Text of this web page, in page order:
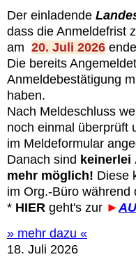
Der einladende
dass die Anmeldefrist
am 20. Juli 2026
Die bereits
Anmeldebestätigung
haben.
Nach Meldeschluss
noch einmal überprüft
im Meldeformular
Danach sind keinerlei
mehr möglich! Diese
im Org.-Büro während
* HIER geht's zur ►
» mehr dazu «
18. Juli 2026